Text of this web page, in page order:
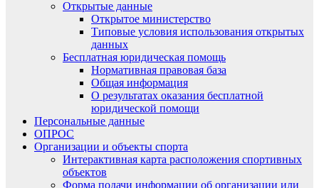
Открытые данные
Открытое министерство
Типовые условия использования открытых
данных
Бесплатная юридическая помощь
Нормативная правовая база
Общая информация
О результатах оказания бесплатной
юридической помощи
Персональные данные
ОПРОС
Организации и объекты спорта
Интерактивная карта расположения спортивных
объектов
Форма подачи информации об организации или